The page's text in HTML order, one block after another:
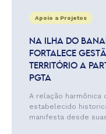
Apoio a Projetos
NA ILHA DO
FORTALECE
TERRITÓRIO A
PGTA
A relação harmônica
estabelecido
manifesta desde